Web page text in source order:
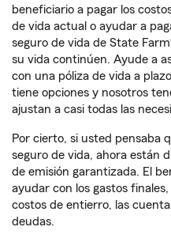
beneficiario a pagar los
de vida actual o ayudar a
seguro de vida de State
su vida continúen. Ayude a
con una póliza de vida a
tiene opciones y nosotros
ajustan a casi todas las
Por cierto, si usted pensaba
seguro de vida, ahora están
de emisión garantizada. El
ayudar con los gastos
costos de entierro, las
deudas.